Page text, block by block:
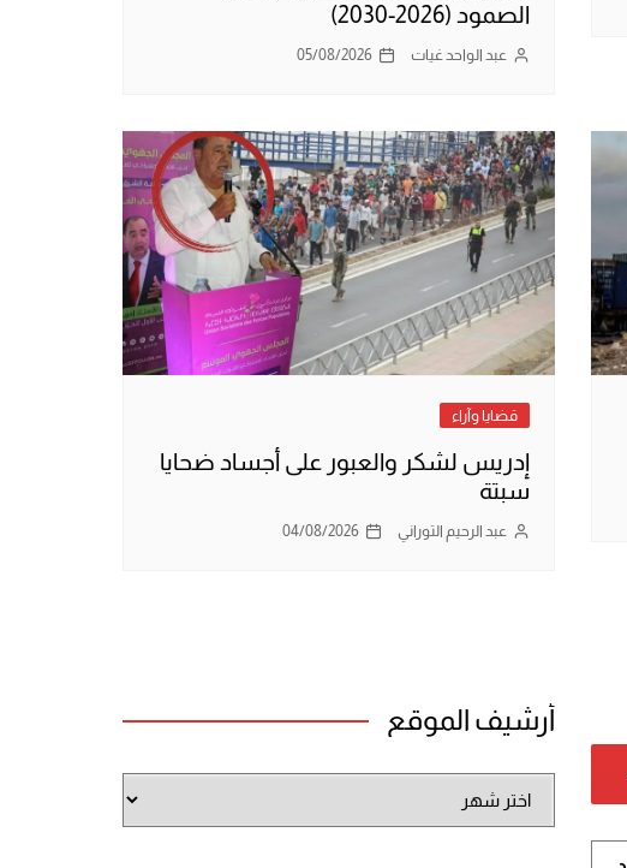
الصمود (2026-2030)
عبد الواحد غيات 05/08/2026
قضايا وآراء
إدريس لشكر والعبور على أجساد ضحايا
سبتة
عبد الرحيم التوراني 04/08/2026
أرشيف الموقع
الموقع